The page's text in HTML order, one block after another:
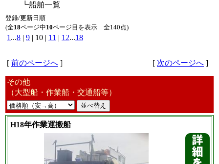
┗船舶一覧
登録/更新日順
(全18ページ中10ページ目を表示 全140点)
1 ...8 | 9 | 10 | 11 | 12...18
[ 前のページへ ] [ 次のページへ ]
その他
（大型船・作業船・交通船等）
H18年作業運搬船